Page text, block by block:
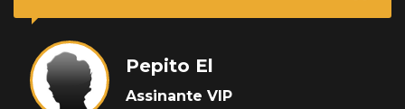
Pepito El
Assinante VIP